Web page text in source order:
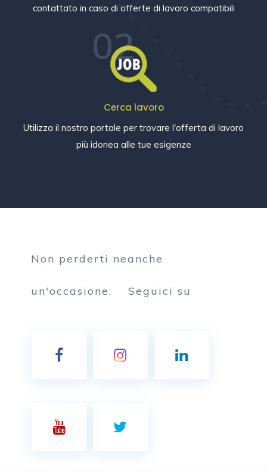
contattato in caso di offerte di lavoro compatibili
02
Cerca lavoro
Utilizza il nostro portale per trovare l'offerta di lavoro
più idonea alle tue esigenze
Non perderti neanche
un'occasione. Seguici su